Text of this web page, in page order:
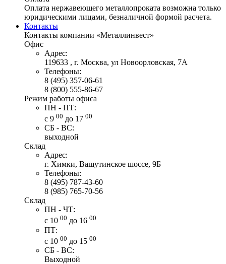
Оплата нержавеющего металлопроката возможна только
юридическими лицами, безналичной формой расчета.
Контакты
Контакты компании «Металлинвест»
Офис
Адрес:
119633 , г. Москва, ул Новоорловская, 7А
Телефоны:
8 (495) 357-06-61
8 (800) 555-86-67
Режим работы офиса
ПН - ПТ:
с 9 00 до 17 00
СБ - ВС:
выходной
Склад
Адрес:
г. Химки, Вашутинское шоссе, 9Б
Телефоны:
8 (495) 787-43-60
8 (985) 765-70-56
Склад
ПН - ЧТ:
с 10 00 до 16 00
ПТ:
с 10 00 до 15 00
СБ - ВС:
Выходной